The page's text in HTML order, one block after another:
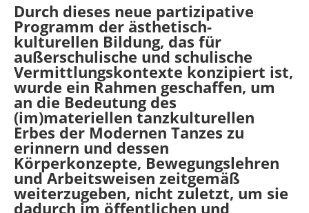
Durch dieses neue partizipative
Programm der ästhetisch-
kulturellen Bildung, das für
außerschulische und schulische
Vermittlungskontexte konzipiert ist,
wurde ein Rahmen geschaffen, um
an die Bedeutung des
(im)materiellen tanzkulturellen
Erbes der Modernen Tanzes zu
erinnern und dessen
Körperkonzepte, Bewegungslehren
und Arbeitsweisen zeitgemäß
weiterzugeben, nicht zuletzt, um sie
dadurch im öffentlichen und